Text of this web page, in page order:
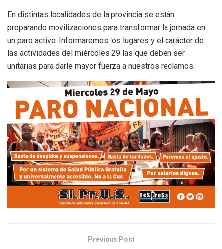
En distintas localidades de la provincia se están
preparando movilizaciones para transformar la jornada en
un paro activo. Informaremos los lugares y el carácter de
las actividades del miércoles 29 las que deben ser
unitarias para darle mayor fuerza a nuestros reclamos.
Previous Post